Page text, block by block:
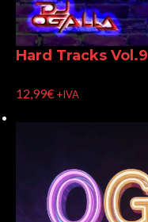
Hard Tracks Vol.9
12,99€ +IVA